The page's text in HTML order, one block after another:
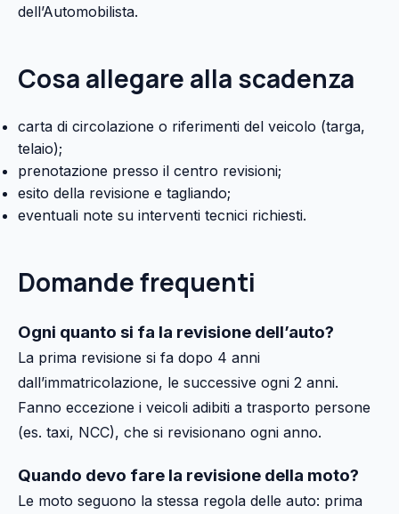
dell’Automobilista.
Cosa allegare alla scadenza
carta di circolazione o riferimenti del veicolo (targa,
telaio);
prenotazione presso il centro revisioni;
esito della revisione e tagliando;
eventuali note su interventi tecnici richiesti.
Domande frequenti
Ogni quanto si fa la revisione dell’auto?
La prima revisione si fa dopo 4 anni
dall’immatricolazione, le successive ogni 2 anni.
Fanno eccezione i veicoli adibiti a trasporto persone
(es. taxi, NCC), che si revisionano ogni anno.
Quando devo fare la revisione della moto?
Le moto seguono la stessa regola delle auto: prima